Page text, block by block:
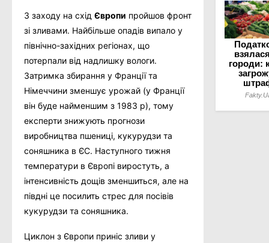
З заходу на схід Європи пройшов фронт
зі зливами. Найбільше опадів випало у
північно-західних регіонах, що
потерпали від надлишку вологи.
Затримка збирання у Франції та
Німеччини зменшує урожай (у Франції
він буде найменшим з 1983 р), тому
експерти знижують прогнози
виробництва пшениці, кукурудзи та
соняшника в ЄС. Наступного тижня
температури в Європі виростуть, а
інтенсивність дощів зменшиться, але на
півдні це посилить стрес для посівів
кукурудзи та соняшника.
Циклон з Європи приніс зливи у